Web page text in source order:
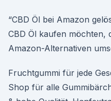
“CBD Öl bei Amazon
CBD Öl kaufen möchten,
Amazon-Alternativen
Fruchtgummi für jede
Shop für alle